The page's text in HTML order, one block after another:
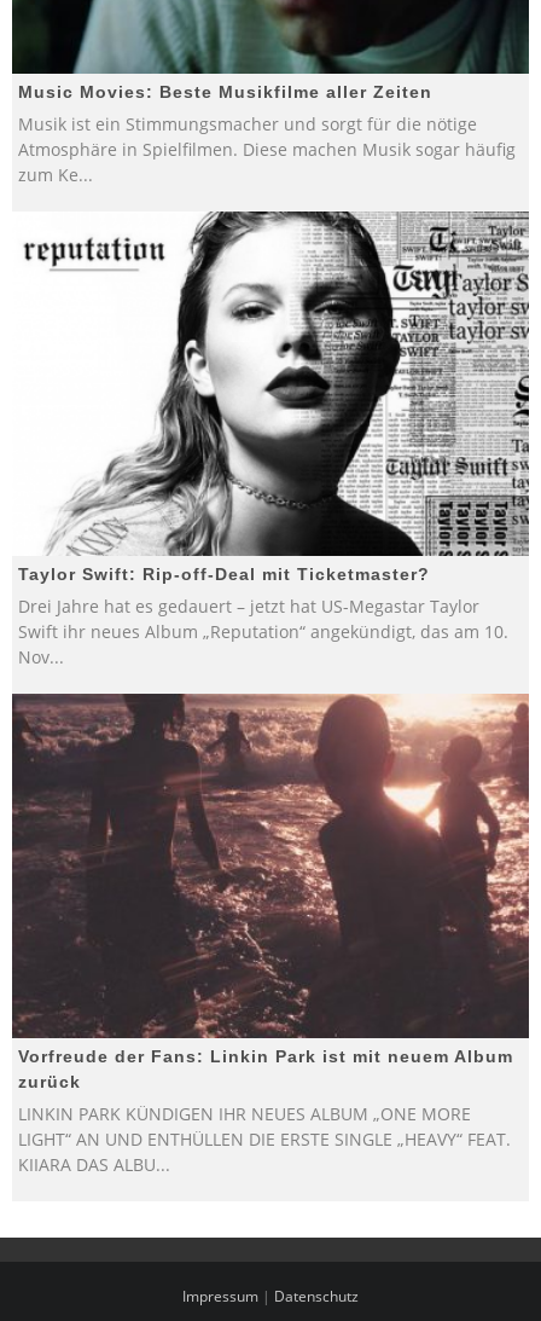
Music Movies: Beste Musikfilme aller Zeiten
Musik ist ein Stimmungsmacher und sorgt für die nötige
Atmosphäre in Spielfilmen. Diese machen Musik sogar häufig
zum Ke...
Taylor Swift: Rip-off-Deal mit Ticketmaster?
Drei Jahre hat es gedauert – jetzt hat US-Megastar Taylor
Swift ihr neues Album „Reputation“ angekündigt, das am 10.
Nov...
Vorfreude der Fans: Linkin Park ist mit neuem Album
zurück
LINKIN PARK KÜNDIGEN IHR NEUES ALBUM „ONE MORE
LIGHT“ AN UND ENTHÜLLEN DIE ERSTE SINGLE „HEAVY“ FEAT.
KIIARA DAS ALBU...
Impressum | Datenschutz